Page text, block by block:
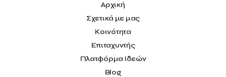
Αρχική
Σχετικά με μας
Κοινότητα
Επιταχυντής
Πλατφόρμα Ιδεών
Blog